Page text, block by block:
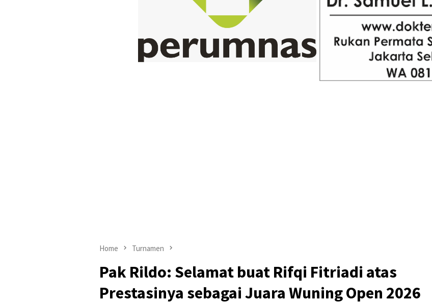
Home Turnamen
Pak Rildo: Selamat buat Rifqi Fitriadi atas
Prestasinya sebagai Juara Wuning Open 2026